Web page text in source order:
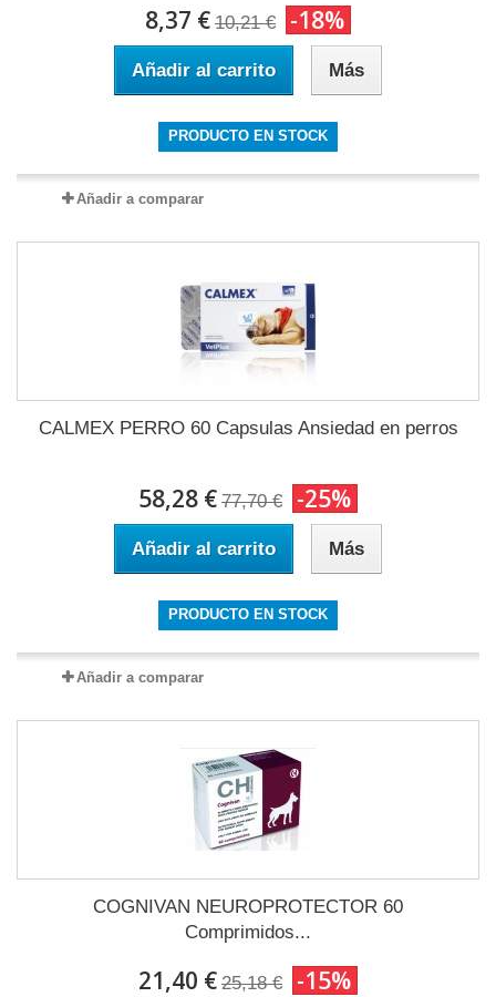
8,37 € 10,21 € -18%
Añadir al carrito Más
PRODUCTO EN STOCK
Añadir a comparar
CALMEX PERRO 60 Capsulas Ansiedad en perros
58,28 € 77,70 € -25%
Añadir al carrito Más
PRODUCTO EN STOCK
Añadir a comparar
COGNIVAN NEUROPROTECTOR 60
Comprimidos...
21,40 € 25,18 € -15%